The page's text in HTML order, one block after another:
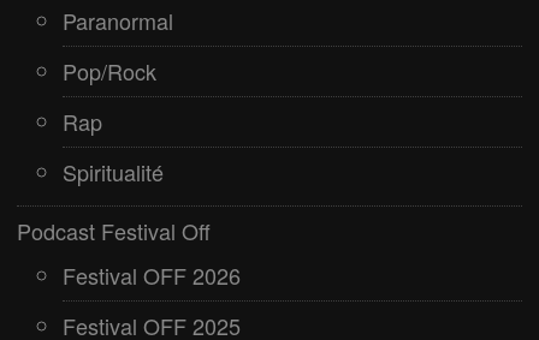
Paranormal
Pop/Rock
Rap
Spiritualité
Podcast Festival Off
Festival OFF 2026
Festival OFF 2025